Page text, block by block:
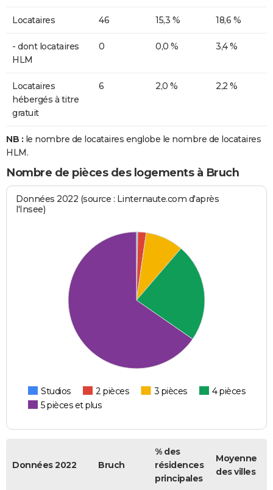
Locataires 46 15,3 % 18,6 %
- dont locataires
HLM
0 0,0 % 3,4 %
Locataires
hébergés à titre
gratuit
6 2,0 % 2,2 %
NB : le nombre de locataires englobe le nombre de locataires
HLM.
Nombre de pièces des logements à Bruch
Données 2022 (source : Linternaute.com d'après
l'Insee)
Studios 2 pièces 3 pièces
4 pièces
5 pièces et plus
Données 2022 Bruch
% des
résidences
principales
Moyenne
des villes